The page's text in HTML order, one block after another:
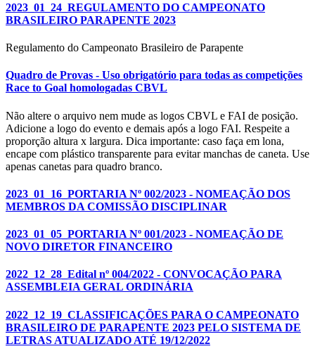
2023_01_24_REGULAMENTO DO CAMPEONATO
BRASILEIRO PARAPENTE 2023
Regulamento do Campeonato Brasileiro de Parapente
Quadro de Provas - Uso obrigatório para todas as competições
Race to Goal homologadas CBVL
Não altere o arquivo nem mude as logos CBVL e FAI de posição.
Adicione a logo do evento e demais após a logo FAI. Respeite a
proporção altura x largura. Dica importante: caso faça em lona,
encape com plástico transparente para evitar manchas de caneta. Use
apenas canetas para quadro branco.
2023_01_16_PORTARIA Nº 002/2023 - NOMEAÇÃO DOS
MEMBROS DA COMISSÃO DISCIPLINAR
2023_01_05_PORTARIA Nº 001/2023 - NOMEAÇÃO DE
NOVO DIRETOR FINANCEIRO
2022_12_28_Edital nº 004/2022 - CONVOCAÇÃO PARA
ASSEMBLEIA GERAL ORDINÁRIA
2022_12_19_CLASSIFICAÇÕES PARA O CAMPEONATO
BRASILEIRO DE PARAPENTE 2023 PELO SISTEMA DE
LETRAS ATUALIZADO ATÉ 19/12/2022